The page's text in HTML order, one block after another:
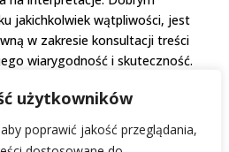
użytkowników
poprawić jakość przeglądania,
jakichkolwiek wątpliwości, jest
w zakresie konsultacji treści
wiarygodność i skuteczność.
holograficzny, choć prosty i
staranności i zrozumienia
nadzoru. Daje duże